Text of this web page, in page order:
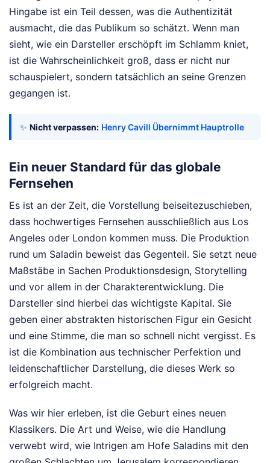
Hingabe ist ein Teil dessen, was die Authentizität
ausmacht, die das Publikum so schätzt. Wenn man
sieht, wie ein Darsteller erschöpft im Schlamm kniet,
ist die Wahrscheinlichkeit groß, dass er nicht nur
schauspielert, sondern tatsächlich an seine Grenzen
gegangen ist.
✨ Nicht verpassen: Henry Cavill Übernimmt Hauptrolle
Ein neuer Standard für das globale
Fernsehen
Es ist an der Zeit, die Vorstellung beiseitezuschieben,
dass hochwertiges Fernsehen ausschließlich aus Los
Angeles oder London kommen muss. Die Produktion
rund um Saladin beweist das Gegenteil. Sie setzt neue
Maßstäbe in Sachen Produktionsdesign, Storytelling
und vor allem in der Charakterentwicklung. Die
Darsteller sind hierbei das wichtigste Kapital. Sie
geben einer abstrakten historischen Figur ein Gesicht
und eine Stimme, die man so schnell nicht vergisst. Es
ist die Kombination aus technischer Perfektion und
leidenschaftlicher Darstellung, die dieses Werk so
erfolgreich macht.
Was wir hier erleben, ist die Geburt eines neuen
Klassikers. Die Art und Weise, wie die Handlung
verwebt wird, wie Intrigen am Hofe Saladins mit den